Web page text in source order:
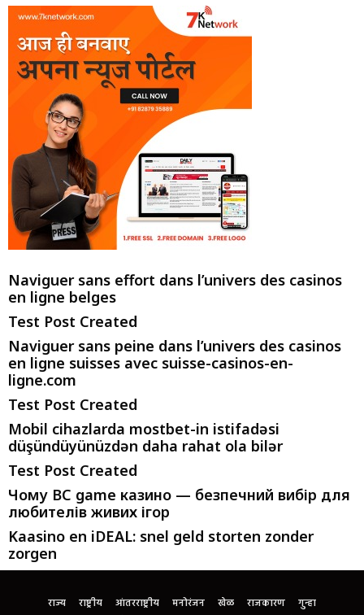
Naviguer sans effort dans l’univers des casinos
en ligne belges
Test Post Created
Naviguer sans peine dans l’univers des casinos
en ligne suisses avec suisse-casinos-en-
ligne.com
Test Post Created
Mobil cihazlarda mostbet-in istifadəsi
düşündüyünüzdən daha rahat ola bilər
Test Post Created
Чому BC game казино — безпечний вибір для
любителів живих ігор
Kaasino en iDEAL: snel geld storten zonder
zorgen
राज्य राष्ट्रीय आंतरराष्ट्रीय मनोरंजन खेळ राजकारण
गुन्हा